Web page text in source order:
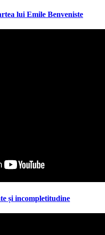
lui Emile Benveniste
și incompletitudine